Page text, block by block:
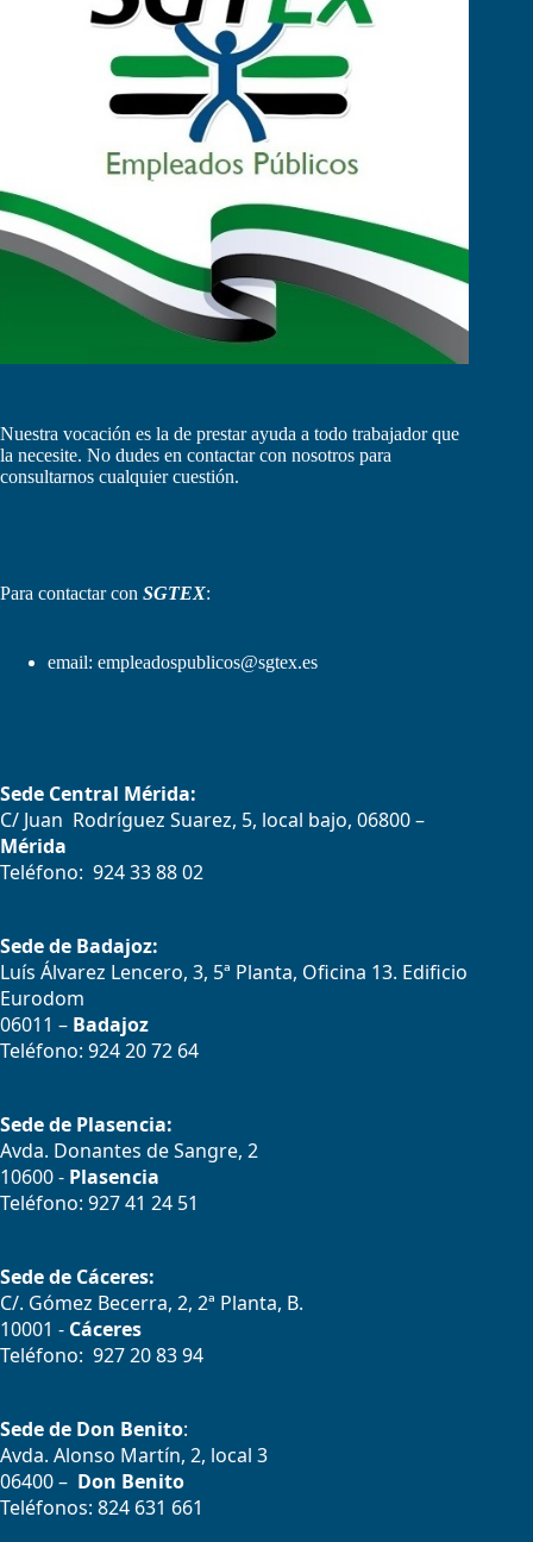
Nuestra vocación es la de prestar ayuda a todo trabajador que
la necesite. No dudes en contactar con nosotros para
consultarnos cualquier cuestión.
Para contactar con SGTEX:
email: empleadospublicos@sgtex.es
Sede Central Mérida:
C/ Juan Rodríguez Suarez, 5, local bajo, 06800 –
Mérida
Teléfono: 924 33 88 02
Sede de Badajoz:
Luís Álvarez Lencero, 3, 5ª Planta, Oficina 13. Edificio
Eurodom
06011 – Badajoz
Teléfono: 924 20 72 64
Sede de Plasencia:
Avda. Donantes de Sangre, 2
10600 - Plasencia
Teléfono: 927 41 24 51
Sede de Cáceres:
C/. Gómez Becerra, 2, 2ª Planta, B.
10001 - Cáceres
Teléfono: 927 20 83 94
Sede de Don Benito:
Avda. Alonso Martín, 2, local 3
06400 – Don Benito
Teléfonos: 824 631 661